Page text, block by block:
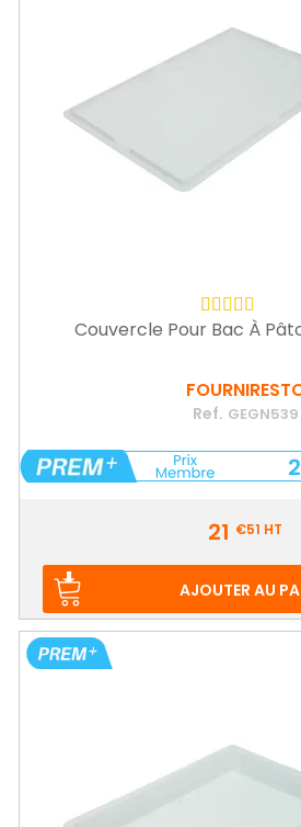
Couvercle Pour Bac À
Ref. GEGN539
21 €51 HT
AJOUTER AU